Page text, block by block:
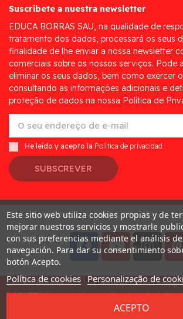
Suscríbete a nuestra newsletter
EDUCA BORRAS SAU, na qualidade de
tratamento dos dados, processará os seus
finalidade de lhe enviar a nossa newsletter
comerciais sobre os nossos serviços. Pode
eliminar os seus dados, bem como exercer
consultando as informações adicionais e
proteção de dados na nossa Política de
He leído y acepto la Política de privacidad
SUBSCREVER
Desarrollado porAddis
Educa Borras, S.A.U. participa en el
BREXIT" financiado por fondos de la
mitigar las consecuencias adversas de la
Este sitio web utiliza cookies propias y de
mejorar nuestros servicios y mostrarle
con sus preferencias mediante el análisis
navegación. Para dar su consentimiento
botón Acepto.
Política de cookies Personalização de
ACEPTO